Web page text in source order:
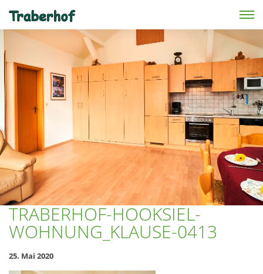
Skip to main content
TRABERHOF-HOOKSIEL-
WOHNUNG_KLAUSE-0413
25. Mai 2020